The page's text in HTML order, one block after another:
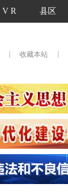
V R 县区
收藏本站